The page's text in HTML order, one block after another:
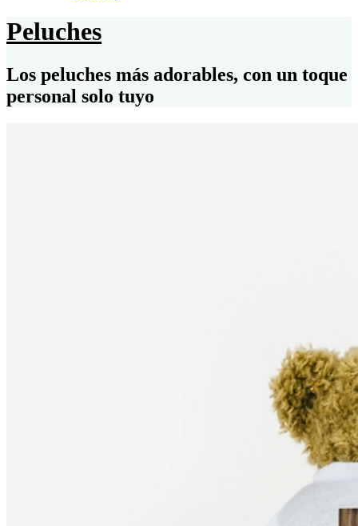
Peluches
Los peluches más adorables, con un toque
personal solo tuyo